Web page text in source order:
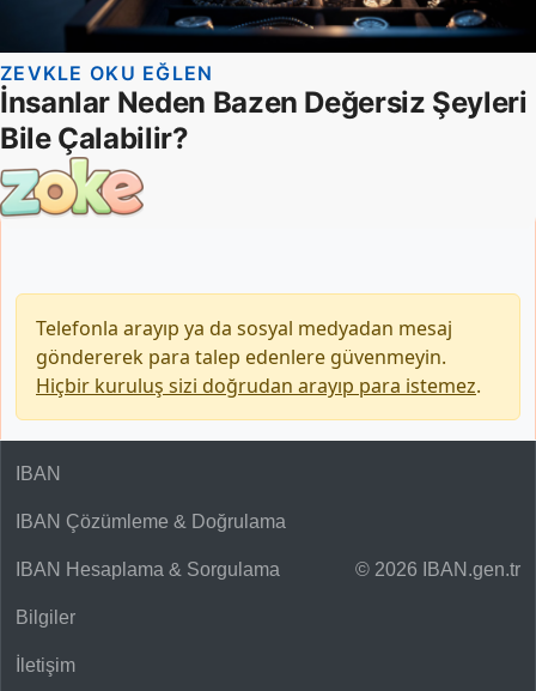
Telefonla arayıp ya da sosyal medyadan mesaj
göndererek para talep edenlere güvenmeyin.
Hiçbir kuruluş sizi doğrudan arayıp para istemez.
© 2026 IBAN.gen.tr
IBAN
IBAN Çözümleme & Doğrulama
IBAN Hesaplama & Sorgulama
Bilgiler
İletişim